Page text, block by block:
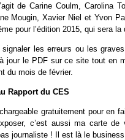
de Carine Coulm, Carolina
Mougin, Xavier Niel et Yvon
pour l’édition 2015, qui sera
les erreurs ou les
jour le PDF sur ce site tout en
du mois de février.
Rapport du CES
gratuitement pour en
c’est aussi ma carte
journaliste ! Il est là le